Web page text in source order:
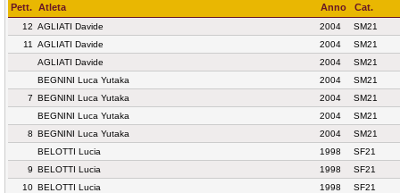
Pett. Atleta Anno Cat.
12 AGLIATI Davide 2004
SM21
11
AGLIATI Davide 2004
SM21
AGLIATI Davide
2004
SM21
BEGNINI Luca Yutaka
2004
SM21
7 BEGNINI Luca Yutaka 2004
SM21
BEGNINI Luca Yutaka
2004
SM21
8 BEGNINI Luca Yutaka 2004
SM21
BELOTTI Lucia
1998
SF21
9 BELOTTI Lucia 1998
SF21
10 BELOTTI Lucia 1998
SF21